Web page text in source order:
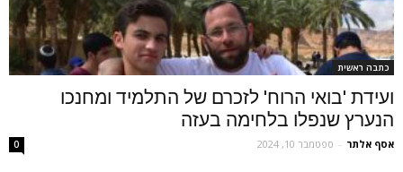
כתבה ראשית
ועידת 'בואי הרוח' לזכרם של התלמיד ומחנכו
הנערץ שנפלו בלחימה בעזה
אסף אלתר - ספטמבר 10, 2024 0